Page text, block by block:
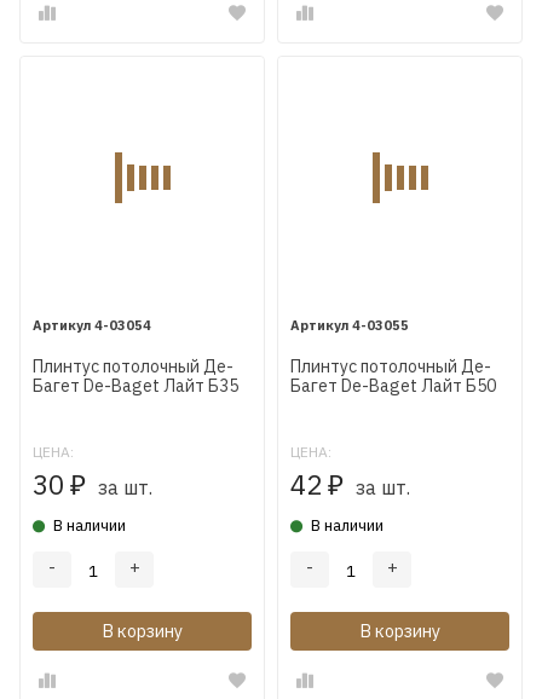
4-03054
Плинтус потолочный Де-
Багет De-Baget Лайт Б35
ЦЕНА:
30 ₽ за шт.
В наличии
- +
В корзину
4-03055
Плинтус потолочный Де-
Багет De-Baget Лайт Б50
ЦЕНА:
42 ₽ за шт.
В наличии
- +
В корзину